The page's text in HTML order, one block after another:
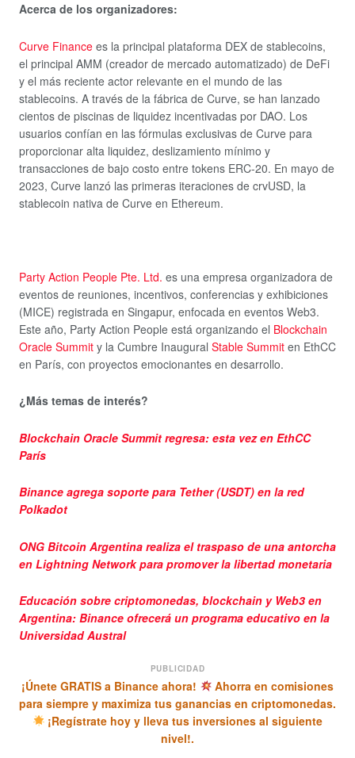
Acerca de los organizadores:
Curve Finance es la principal plataforma DEX de stablecoins,
el principal AMM (creador de mercado automatizado) de DeFi
y el más reciente actor relevante en el mundo de las
stablecoins. A través de la fábrica de Curve, se han lanzado
cientos de piscinas de liquidez incentivadas por DAO. Los
usuarios confían en las fórmulas exclusivas de Curve para
proporcionar alta liquidez, deslizamiento mínimo y
transacciones de bajo costo entre tokens ERC-20. En mayo de
2023, Curve lanzó las primeras iteraciones de crvUSD, la
stablecoin nativa de Curve en Ethereum.
Party Action People Pte. Ltd. es una empresa organizadora de
eventos de reuniones, incentivos, conferencias y exhibiciones
(MICE) registrada en Singapur, enfocada en eventos Web3.
Este año, Party Action People está organizando el Blockchain
Oracle Summit y la Cumbre Inaugural Stable Summit en EthCC
en París, con proyectos emocionantes en desarrollo.
¿Más temas de interés?
Blockchain Oracle Summit regresa: esta vez en EthCC
París
Binance agrega soporte para Tether (USDT) en la red
Polkadot
ONG Bitcoin Argentina realiza el traspaso de una antorcha
en Lightning Network para promover la libertad monetaria
Educación sobre criptomonedas, blockchain y Web3 en
Argentina: Binance ofrecerá un programa educativo en la
Universidad Austral
PUBLICIDAD
¡Únete GRATIS a Binance ahora!
Ahorra en comisiones
para siempre y maximiza tus ganancias en criptomonedas.
¡Regístrate hoy y lleva tus inversiones al siguiente
nivel!.